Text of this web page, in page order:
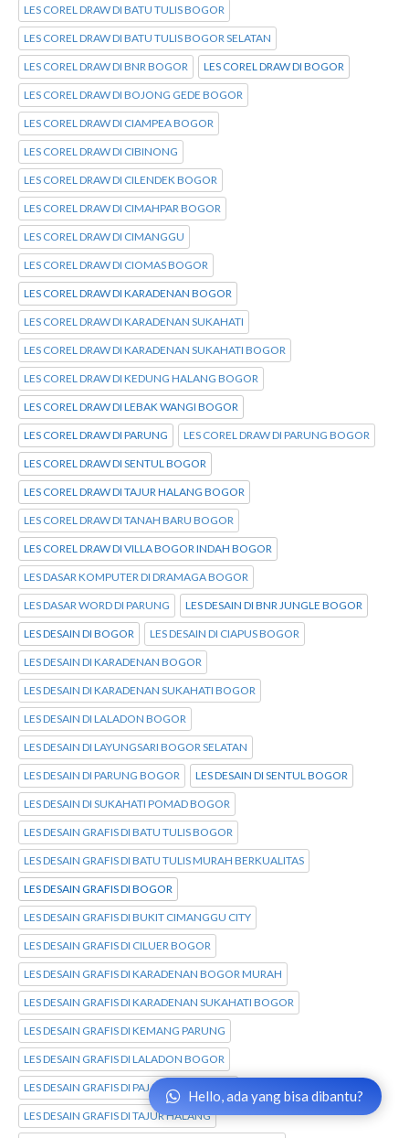
LES COREL DRAW DI BATU TULIS BOGOR
LES COREL DRAW DI BATU TULIS BOGOR SELATAN
LES COREL DRAW DI BNR BOGOR LES COREL DRAW DI BOGOR
LES COREL DRAW DI BOJONG GEDE BOGOR
LES COREL DRAW DI CIAMPEA BOGOR
LES COREL DRAW DI CIBINONG
LES COREL DRAW DI CILENDEK BOGOR
LES COREL DRAW DI CIMAHPAR BOGOR
LES COREL DRAW DI CIMANGGU
LES COREL DRAW DI CIOMAS BOGOR
LES COREL DRAW DI KARADENAN BOGOR
LES COREL DRAW DI KARADENAN SUKAHATI
LES COREL DRAW DI KARADENAN SUKAHATI BOGOR
LES COREL DRAW DI KEDUNG HALANG BOGOR
LES COREL DRAW DI LEBAK WANGI BOGOR
LES COREL DRAW DI PARUNG LES COREL DRAW DI PARUNG BOGOR
LES COREL DRAW DI SENTUL BOGOR
LES COREL DRAW DI TAJUR HALANG BOGOR
LES COREL DRAW DI TANAH BARU BOGOR
LES COREL DRAW DI VILLA BOGOR INDAH BOGOR
LES DASAR KOMPUTER DI DRAMAGA BOGOR
LES DASAR WORD DI PARUNG LES DESAIN DI BNR JUNGLE BOGOR
LES DESAIN DI BOGOR LES DESAIN DI CIAPUS BOGOR
LES DESAIN DI KARADENAN BOGOR
LES DESAIN DI KARADENAN SUKAHATI BOGOR
LES DESAIN DI LALADON BOGOR
LES DESAIN DI LAYUNGSARI BOGOR SELATAN
LES DESAIN DI PARUNG BOGOR LES DESAIN DI SENTUL BOGOR
LES DESAIN DI SUKAHATI POMAD BOGOR
LES DESAIN GRAFIS DI BATU TULIS BOGOR
LES DESAIN GRAFIS DI BATU TULIS MURAH BERKUALITAS
LES DESAIN GRAFIS DI BOGOR
LES DESAIN GRAFIS DI BUKIT CIMANGGU CITY
LES DESAIN GRAFIS DI CILUER BOGOR
LES DESAIN GRAFIS DI KARADENAN BOGOR MURAH
LES DESAIN GRAFIS DI KARADENAN SUKAHATI BOGOR
LES DESAIN GRAFIS DI KEMANG PARUNG
LES DESAIN GRAFIS DI LALADON BOGOR
LES DESAIN GRAFIS DI PAJAJARAN BOGOR
LES DESAIN GRAFIS DI TAJUR HALANG
Hello, ada yang bisa dibantu?